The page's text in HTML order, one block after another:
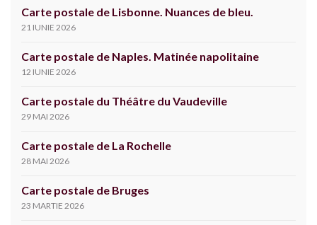
Carte postale de Lisbonne. Nuances de bleu.
21 IUNIE 2026
Carte postale de Naples. Matinée napolitaine
12 IUNIE 2026
Carte postale du Théâtre du Vaudeville
29 MAI 2026
Carte postale de La Rochelle
28 MAI 2026
Carte postale de Bruges
23 MARTIE 2026